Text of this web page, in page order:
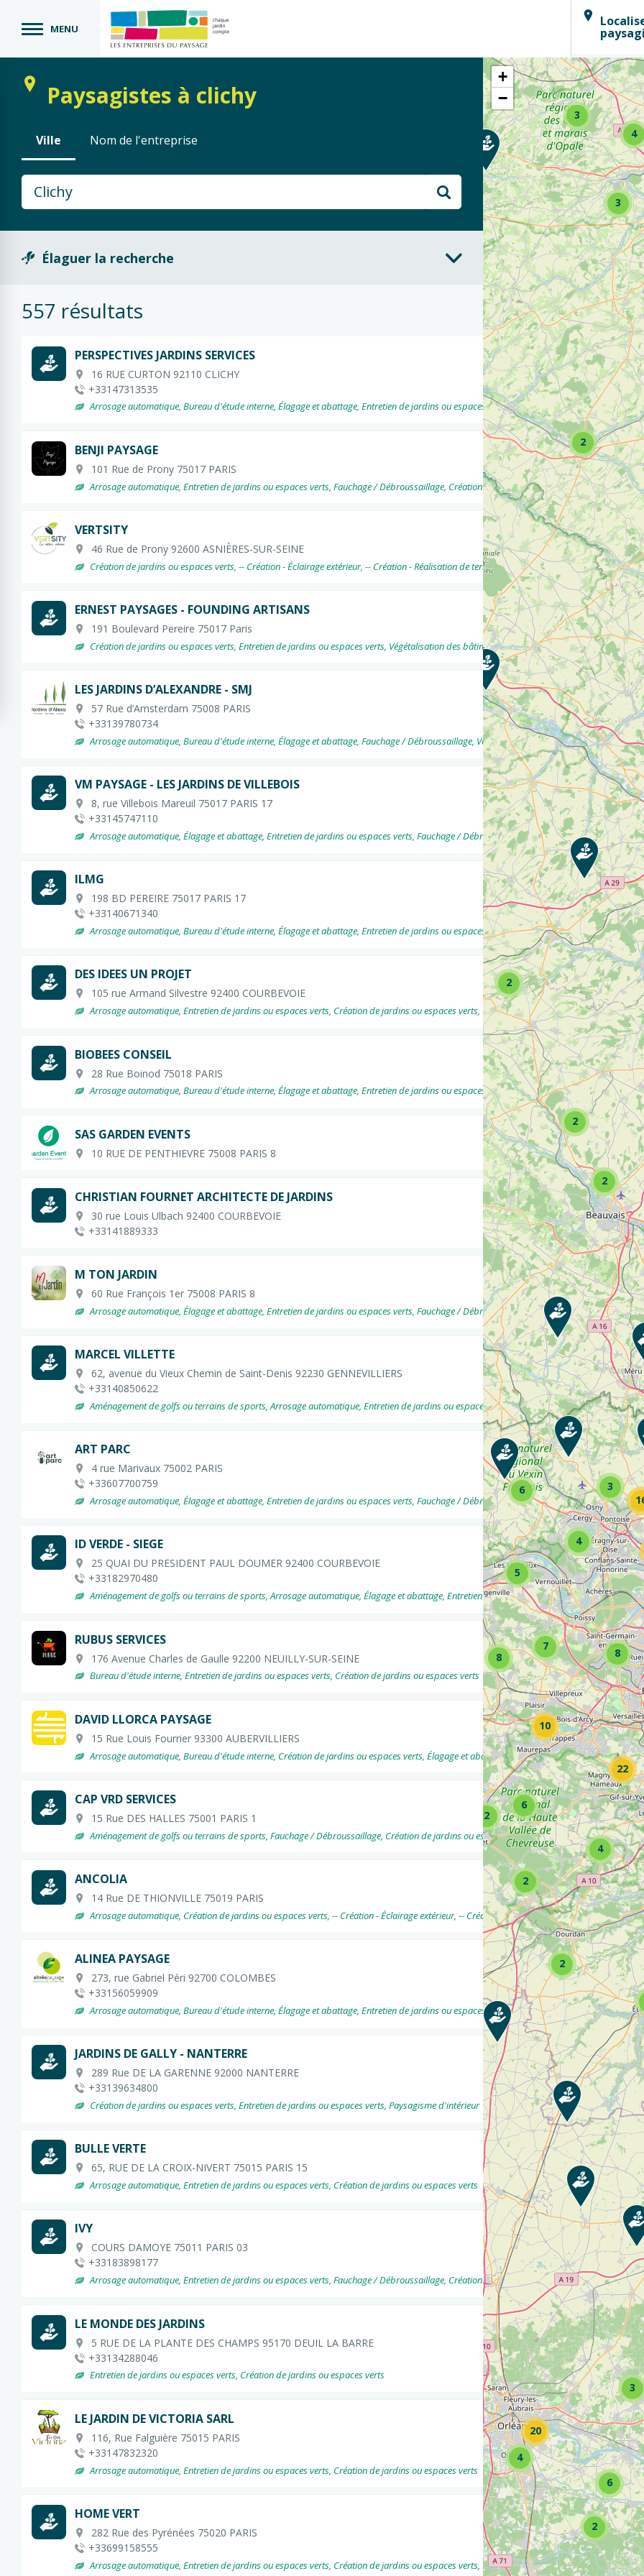
MENU
Paysagistes à clichy
Ville Nom de l'entreprise
Élaguer la recherche
Toutes
Profil
Particuliers
Marchés publics
Réinitialiser
557 résultats
PERSPECTIVES JARDINS SERVICES
16 RUE CURTON 92110 CLICHY
+33147313535
Arrosage automatique, Bureau d'étude interne, Élagage et abattage, Entretien de jardins ou espaces verts, Végétalisation des bâtiments ...
BENJI PAYSAGE
101 Rue de Prony 75017 PARIS
Arrosage automatique, Entretien de jardins ou espaces verts, Fauchage / Débroussaillage, Création de jardins ou espaces verts
VERTSITY
46 Rue de Prony 92600 ASNIÈRES-SUR-SEINE
Création de jardins ou espaces verts, -- Création - Éclairage extérieur, -- Création - Réalisation de terrasses, -- Création - VRD / Maçonnerie
ERNEST PAYSAGES - FOUNDING ARTISANS
191 Boulevard Pereire 75017 Paris
Création de jardins ou espaces verts, Entretien de jardins ou espaces verts, Végétalisation des bâtiments, -- Végétalisation - Végétalisation
LES JARDINS D’ALEXANDRE - SMJ
57 Rue d’Amsterdam 75008 PARIS
+33139780734
Arrosage automatique, Bureau d'étude interne, Élagage et abattage, Fauchage / Débroussaillage, Végétalisation des bâtiments ...
VM PAYSAGE - LES JARDINS DE VILLEBOIS
8, rue Villebois Mareuil 75017 PARIS 17
+33145747110
Arrosage automatique, Élagage et abattage, Entretien de jardins ou espaces verts, Fauchage / Débroussaillage, Création de jardins ou
ILMG
198 BD PEREIRE 75017 PARIS 17
+33140671340
Arrosage automatique, Bureau d'étude interne, Élagage et abattage, Entretien de jardins ou espaces verts, Végétalisation des bâtiments ...
DES IDEES UN PROJET
105 rue Armand Silvestre 92400 COURBEVOIE
Arrosage automatique, Entretien de jardins ou espaces verts, Création de jardins ou espaces verts, -- Création - Éclairage extérieur
BIOBEES CONSEIL
28 Rue Boinod 75018 PARIS
Arrosage automatique, Bureau d'étude interne, Élagage et abattage, Entretien de jardins ou espaces verts, -- Entretien - Utilisation de
SAS GARDEN EVENTS
10 RUE DE PENTHIEVRE 75008 PARIS 8
CHRISTIAN FOURNET ARCHITECTE DE JARDINS
30 rue Louis Ulbach 92400 COURBEVOIE
+33141889333
M TON JARDIN
60 Rue François 1er 75008 PARIS 8
Arrosage automatique, Élagage et abattage, Entretien de jardins ou espaces verts, Fauchage / Débroussaillage, Végétalisation des
MARCEL VILLETTE
62, avenue du Vieux Chemin de Saint-Denis 92230 GENNEVILLIERS
+33140850622
Aménagement de golfs ou terrains de sports, Arrosage automatique, Entretien de jardins ou espaces verts, -- Entretien - Routes &
ART PARC
4 rue Marivaux 75002 PARIS
+33607700759
Arrosage automatique, Élagage et abattage, Entretien de jardins ou espaces verts, Fauchage / Débroussaillage, Création de jardins ou
ID VERDE - SIEGE
25 QUAI DU PRESIDENT PAUL DOUMER 92400 COURBEVOIE
+33182970480
Aménagement de golfs ou terrains de sports, Arrosage automatique, Élagage et abattage, Entretien de jardins ou espaces verts, --
RUBUS SERVICES
176 Avenue Charles de Gaulle 92200 NEUILLY-SUR-SEINE
Bureau d'étude interne, Entretien de jardins ou espaces verts, Création de jardins ou espaces verts
DAVID LLORCA PAYSAGE
15 Rue Louis Fourrier 93300 AUBERVILLIERS
Arrosage automatique, Bureau d'étude interne, Création de jardins ou espaces verts, Élagage et abattage, Entretien de jardins ou espaces
CAP VRD SERVICES
15 Rue DES HALLES 75001 PARIS 1
Aménagement de golfs ou terrains de sports, Fauchage / Débroussaillage, Création de jardins ou espaces verts
ANCOLIA
14 Rue DE THIONVILLE 75019 PARIS
Arrosage automatique, Création de jardins ou espaces verts, -- Création - Éclairage extérieur, -- Création - VRD / Maçonnerie paysagère,
ALINEA PAYSAGE
273, rue Gabriel Péri 92700 COLOMBES
+33156059909
Arrosage automatique, Bureau d'étude interne, Élagage et abattage, Entretien de jardins ou espaces verts, Fauchage / Débroussaillage ...
JARDINS DE GALLY - NANTERRE
289 Rue DE LA GARENNE 92000 NANTERRE
+33139634800
Création de jardins ou espaces verts, Entretien de jardins ou espaces verts, Paysagisme d'intérieur
BULLE VERTE
65, RUE DE LA CROIX-NIVERT 75015 PARIS 15
Arrosage automatique, Entretien de jardins ou espaces verts, Création de jardins ou espaces verts
IVY
COURS DAMOYE 75011 PARIS 03
+33183898177
Arrosage automatique, Entretien de jardins ou espaces verts, Fauchage / Débroussaillage, Création de jardins ou espaces verts, --
LE MONDE DES JARDINS
5 RUE DE LA PLANTE DES CHAMPS 95170 DEUIL LA BARRE
+33134288046
Entretien de jardins ou espaces verts, Création de jardins ou espaces verts
LE JARDIN DE VICTORIA SARL
116, Rue Falguière 75015 PARIS
+33147832320
Arrosage automatique, Entretien de jardins ou espaces verts, Création de jardins ou espaces verts
HOME VERT
282 Rue des Pyrénées 75020 PARIS
+33699158555
Arrosage automatique, Entretien de jardins ou espaces verts, Création de jardins ou espaces verts, Paysagisme d'intérieur
3
4
3
2
2
6
4
20
3
2
2
2
2
2
2
6
6
4
8
5
10
7
3
4
22
8
+
−